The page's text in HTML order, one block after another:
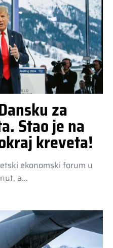
za
Stao je na
kreveta!
ekonomski forum u
a…